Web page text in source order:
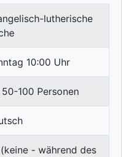
lutherische
10:00 Uhr
100 Personen
- während des